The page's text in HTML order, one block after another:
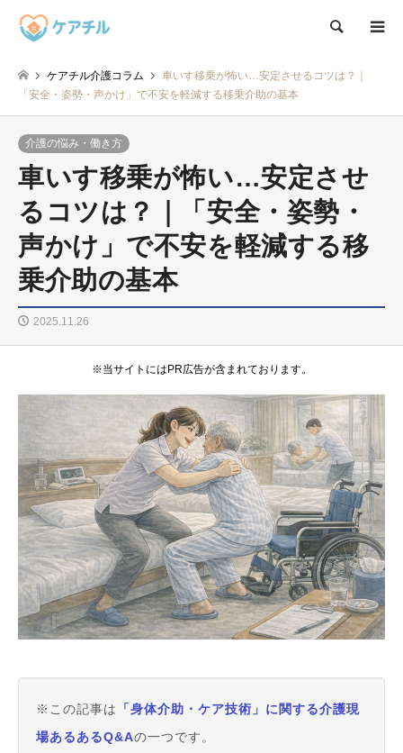
検索
ケアチル介護コラム
車いす移乗が怖い…安定させるコツは？｜
「安全・姿勢・声かけ」で不安を軽減する移乗介助の基本
介護の悩み・働き方
車いす移乗が怖い…安定させ
るコツは？｜「安全・姿勢・
声かけ」で不安を軽減する移
乗介助の基本
2025.11.26
※当サイトにはPR広告が含まれております。
※この記事は
「身体介助・ケア技術」に関する介護現
場あるあるQ&Aの一つです。